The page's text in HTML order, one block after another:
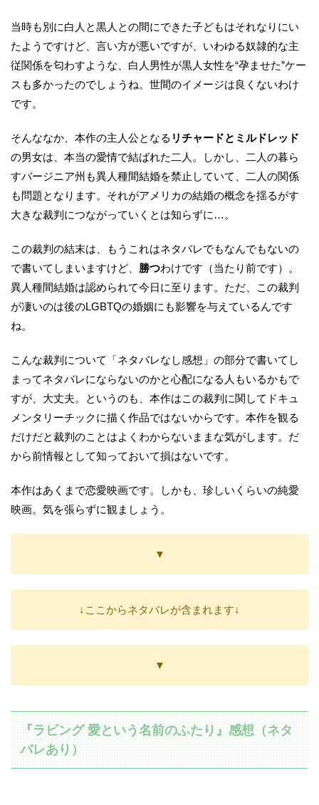
当時も別に白人と黒人との間にできた子どもはそれなりにい
たようですけど、言い方が悪いですが、いわゆる奴隷的な主
従関係を匂わすような、白人男性が黒人女性を“孕ませた”ケー
スも多かったのでしょうね。世間のイメージは良くないわけ
です。
そんななか、本作の主人公となる リチャードとミルドレッド
の男女は、本当の愛情で結ばれた二人。しかし、二人の暮ら
すバージニア州も異人種間結婚を禁止していて、二人の関係
も問題となります。それがアメリカの結婚の概念を揺るがす
大きな裁判につながっていくとは知らずに…。
この裁判の結末は、もうこれはネタバレでもなんでもないの
で書いてしまいますけど、 勝つわけです（当たり前です）。
異人種間結婚は認められて今日に至ります。ただ、この裁判
が凄いのは後のLGBTQの婚姻にも影響を与えているんです
ね。
こんな裁判について「ネタバレなし感想」の部分で書いてし
まってネタバレにならないのかと心配になる人もいるかもで
すが、大丈夫。というのも、本作はこの裁判に関してドキュ
メンタリーチックに描く作品ではないからです。本作を観る
だけだと裁判のことはよくわからないままな気がします。だ
から前情報として知っておいて損はないです。
本作はあくまで恋愛映画です。しかも、珍しいくらいの純愛
映画。気を張らずに観ましょう。
▼
↓ここからネタバレが含まれます↓
▼
『ラビング 愛という名前のふたり』感想（ネタ
バレあり）